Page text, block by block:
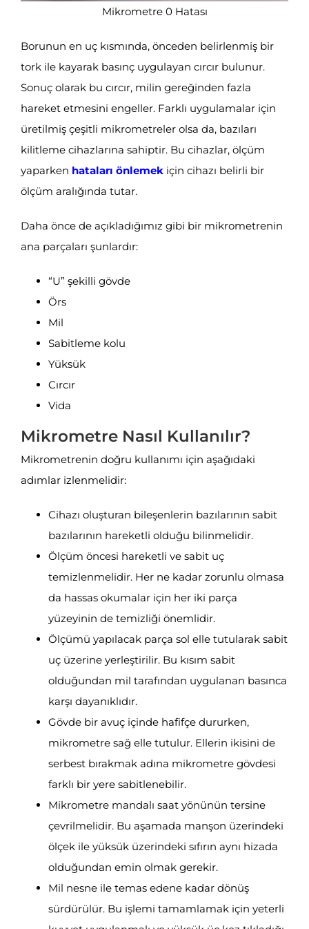
Mikrometre 0 Hatası
Borunun en uç kısmında, önceden belirlenmiş bir
tork ile kayarak basınç uygulayan cırcır bulunur.
Sonuç olarak bu cırcır, milin gereğinden fazla
hareket etmesini engeller. Farklı uygulamalar için
üretilmiş çeşitli mikrometreler olsa da, bazıları
kilitleme cihazlarına sahiptir. Bu cihazlar, ölçüm
yaparken hataları önlemek için cihazı belirli bir
ölçüm aralığında tutar.
Daha önce de açıkladığımız gibi bir mikrometrenin
ana parçaları şunlardır:
“U” şekilli gövde
Örs
Mil
Sabitleme kolu
Yüksük
Cırcır
Vida
Mikrometre Nasıl Kullanılır?
Mikrometrenin doğru kullanımı için aşağıdaki
adımlar izlenmelidir:
Cihazı oluşturan bileşenlerin bazılarının sabit
bazılarının hareketli olduğu bilinmelidir.
Ölçüm öncesi hareketli ve sabit uç
temizlenmelidir. Her ne kadar zorunlu olmasa
da hassas okumalar için her iki parça
yüzeyinin de temizliği önemlidir.
Ölçümü yapılacak parça sol elle tutularak sabit
uç üzerine yerleştirilir. Bu kısım sabit
olduğundan mil tarafından uygulanan basınca
karşı dayanıklıdır.
Gövde bir avuç içinde hafifçe dururken,
mikrometre sağ elle tutulur. Ellerin ikisini de
serbest bırakmak adına mikrometre gövdesi
farklı bir yere sabitlenebilir.
Mikrometre mandalı saat yönünün tersine
çevrilmelidir. Bu aşamada manşon üzerindeki
ölçek ile yüksük üzerindeki sıfırın aynı hizada
olduğundan emin olmak gerekir.
Mil nesne ile temas edene kadar dönüş
sürdürülür. Bu işlemi tamamlamak için yeterli